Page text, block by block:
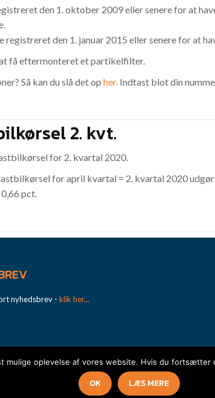
den 1. oktober 2009 eller senere for at
den 1. januar 2015 eller senere for at
få eftermonteret et partikelfilter.
Så kan du slå det op her. Indtast blot din
2. kvt.
for 2. kvartal 2020.
for april kvartal = 2. kvartal 2020
pct.
nyhedsbrev - klik her...
Hvem er vi? Nyhedsbrev Kommende
2021 . Ribe Amts Vognmandsforening . Udarbejdet af
mulige oplevelse af vores website. Hvis du
OK LÆS MERE